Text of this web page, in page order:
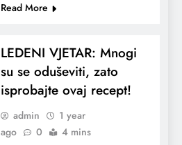
Read More
LEDENI VJETAR: Mnogi
su se oduševiti, zato
isprobajte ovaj recept!
admin
1 year
ago
0 4 mins